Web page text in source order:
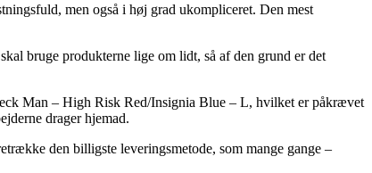
men også i høj grad ukompliceret. Den mest
bruge produkterne lige om lidt, så af den grund er det
Man – High Risk Red/Insignia Blue – L, hvilket er påkrævet
drager hjemad.
den billigste leveringsmetode, som mange gange –